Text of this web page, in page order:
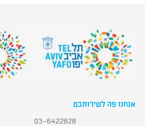
אנחנו פה לשירותכם
03-6422828